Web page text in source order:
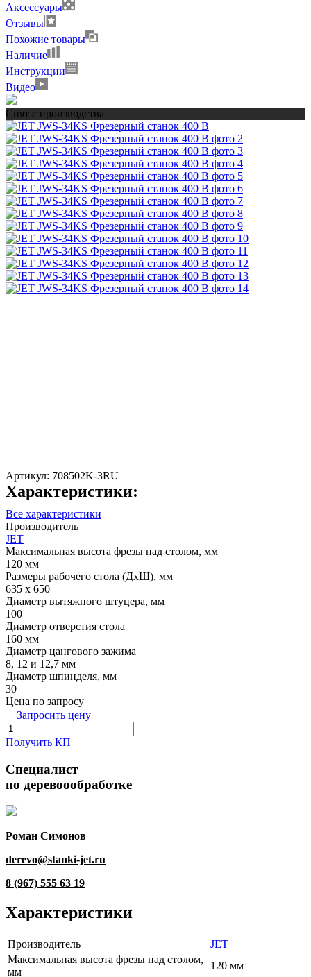
Аксессуары
Отзывы
Похожие товары
Наличие
Инструкции
Видео
Снят с производства
Артикул: 708502K-3RU
Характеристики:
Все характеристики
Производитель
JET
Максимальная высота фрезы над столом, мм
120 мм
Размеры рабочего стола (ДхШ), мм
635 х 650
Диаметр вытяжного штуцера, мм
100
Диаметр отверстия стола
160 мм
Диаметр цангового зажима
8, 12 и 12,7 мм
Диаметр шпинделя, мм
30
Цена по запросу
Запросить цену
Получить КП
Специалист
по деревоообработке
Роман Симонов
derevo@stanki-jet.ru
8 (967) 555 63 19
Характеристики
Производитель
JET
Максимальная высота фрезы над столом,
мм
120 мм